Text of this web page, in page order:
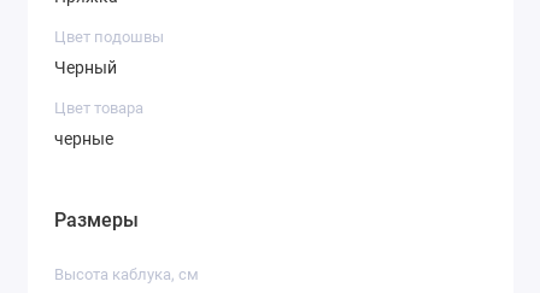
Цвет подошвы
Черный
Цвет товара
черные
Размеры
Высота каблука, см